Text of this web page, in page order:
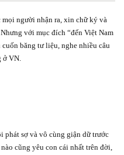
người nhận ra, xin chữ ký và
với mục đích “đến Việt Nam
băng tư liệu, nghe nhiều câu
ở VN.
phát sợ và vô cùng giận dữ trước
cũng yêu con cái nhất trên đời,